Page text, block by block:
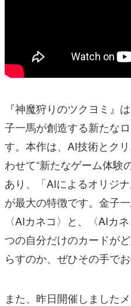
『神魔狩りのツクヨミ』
子一馬が創造する新たな
す。本作は、AI技術とク
わせて“新たなゲーム体験
あり、「AIによるオリジ
が最大の特徴です。金子
〈AIカネコ〉と、〈AIカ
つの自分だけのカードが
らすのか、ぜひその手で
また、昨日開催しました